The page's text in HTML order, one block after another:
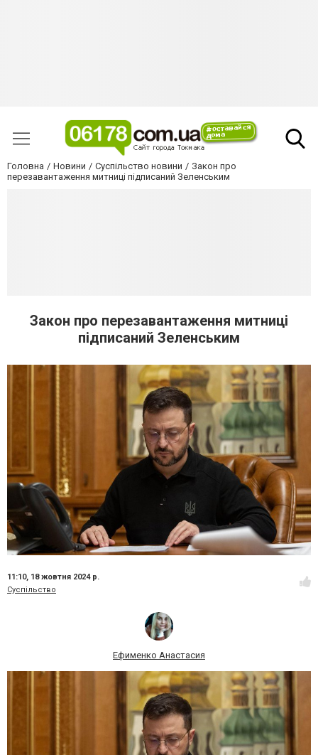
Головна Новини Суспільство новини
Закон про
перезавантаження митниці підписаний Зеленським
Закон про перезавантаження митниці
підписаний Зеленським
11:10, 18 жовтня 2024 р.
Суспільство
Ефименко Анастасия